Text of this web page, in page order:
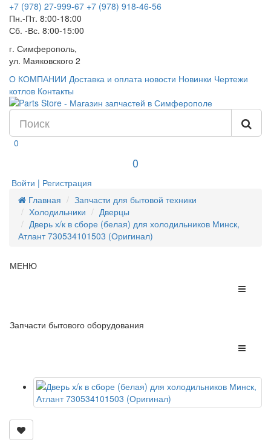
+7 (978) 27-999-67 +7 (978) 918-46-56
Пн.-Пт. 8:00-18:00
Сб. -Вс. 8:00-15:00
г. Симферополь,
ул. Маяковского 2
О КОМПАНИИ Доставка и оплата новости Новинки Чертежи
котлов Контакты
0
0
Войти | Регистрация
Главная
Запчасти для бытовой техники
Холодильники
Дверцы
Дверь х/к в сборе (белая) для холодильников Минск,
Атлант 730534101503 (Оригинал)
МЕНЮ
Запчасти бытового оборудования